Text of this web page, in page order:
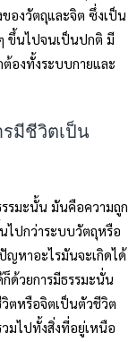
องวัตถุและจิต ซึ่งเป็น
ขึ้นไปจนเป็นปกติ มี
องทั้งระบบกายและ
รมีชีวิตเป็น
รมะนั้น มันคือความถูก
ไปกว่าระบบวัตถุหรือ
หาอะไรมันจะเกิดได้
ด้วยการมีธรรมะนั่น
ตหรือจิตเป็นตัวชีวิต
มไปทั้งสิ่งที่อยู่เหนือ